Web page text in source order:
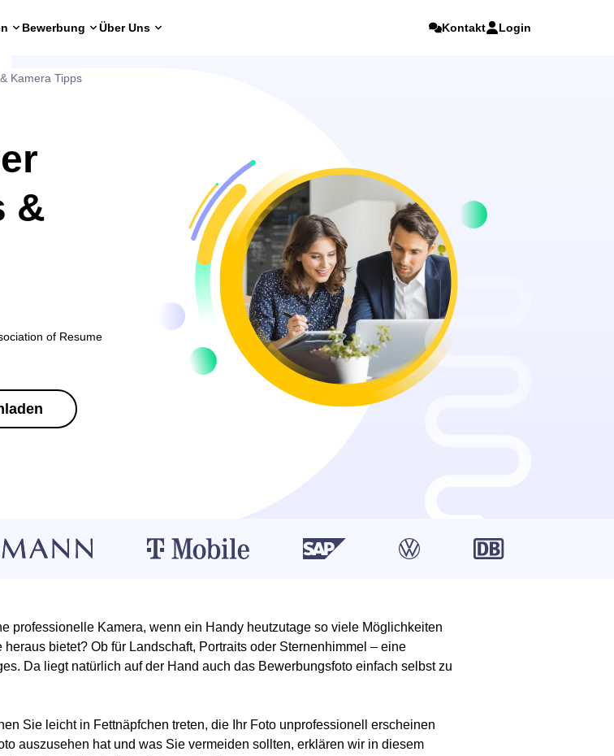
Bewerbung Über Uns Kontakt Login
Kamera Tipps
&
of Resume
professionelle Kamera, wenn ein Handy heutzutage so viele Möglichkeiten
bietet? Ob für Landschaft, Portraits oder Sternenhimmel – eine
Da liegt natürlich auf der Hand auch das Bewerbungsfoto einfach selbst zu
Sie leicht in Fettnäpfchen treten, die Ihr Foto unprofessionell erscheinen
auszusehen hat und was Sie vermeiden sollten, erklären wir in diesem